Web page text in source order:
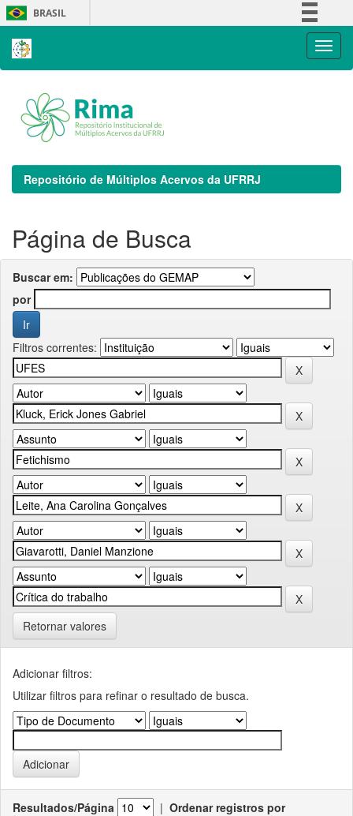
Skip
navigation
BRASIL
Repositório de Múltiplos Acervos da UFRRJ
Página de Busca
Buscar em:
por
Filtros correntes:
Retornar valores
Adicionar filtros:
Utilizar filtros para refinar o resultado de busca.
Resultados/Página | Ordenar registros por